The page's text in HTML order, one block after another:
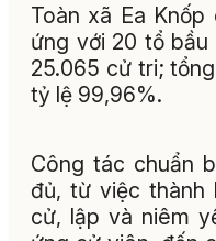
Toàn xã Ea
ứng với 20 tổ
25.065 cử tri;
tỷ lệ 99,96%.
Công tác chuẩn
đủ, từ việc thành
cử, lập và niêm